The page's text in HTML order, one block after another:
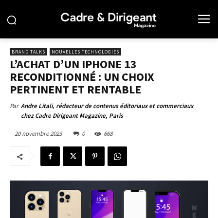
BRAND TALKS NOUVELLES TECHNOLOGIES
L’ACHAT D’UN IPHONE 13
RECONDITIONNÉ : UN CHOIX
PERTINENT ET RENTABLE
Par Andre Litali, rédacteur de contenus éditoriaux et commerciaux
chez Cadre Dirigeant Magazine, Paris
20 novembre 2023 0 668